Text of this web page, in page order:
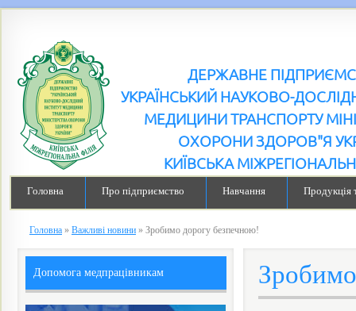
ДЕРЖАВНЕ
УКРАЇНСЬКИЙ НАУКОВО-
МЕДИЦИНИ ТРАНСПОРТУ
ОХОРОНИ ЗДОРОВ"Я
КИЇВСЬКА
Головна Про підприємство Навчання Продукція
Головна » Важливі новини » Зробимо дорогу безпечною!
Допомога медпрацівникам